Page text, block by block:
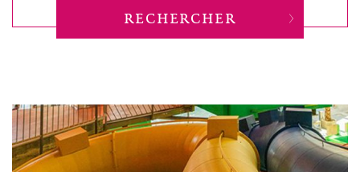
RECHERCHER